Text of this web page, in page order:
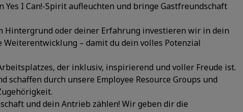
Yes I Can!-Spirit aufleuchten und bringe Gastfreundschaft
Hintergrund oder deiner Erfahrung investieren wir in dein
– damit du dein volles Potenzial
der inklusiv, inspirierend und voller Freude ist.
durch unsere Employee Resource Groups und
und dein Antrieb zählen! Wir geben dir die